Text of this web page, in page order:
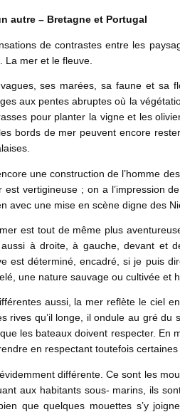
autre – Bretagne et Portugal
de contrastes entre les
La mer et le fleuve.
ses marées, sa faune et sa
aux pentes abruptes où la
pour planter la vigne et les
bords de mer peuvent encore
une construction de l’homme
est vertigineuse ; on a l’impression
avec une mise en scène digne des
est tout de même plus
à droite, à gauche, devant et
est déterminé, encadré, si je puis
une nature sauvage ou cultivée et
aussi, la mer reflète le ciel
rives qu’il longe, il ondule au gré du
les bateaux doivent respecter. En
en respectant toutefois certaines
différente. Ce sont les
aux habitants sous- marins, ils
que quelques mouettes s’y